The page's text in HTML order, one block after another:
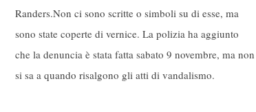
Randers.Non ci sono scritte o simboli su di esse, ma
sono state coperte di vernice. La polizia ha aggiunto
che la denuncia è stata fatta sabato 9 novembre, ma non
si sa a quando risalgono gli atti di vandalismo.